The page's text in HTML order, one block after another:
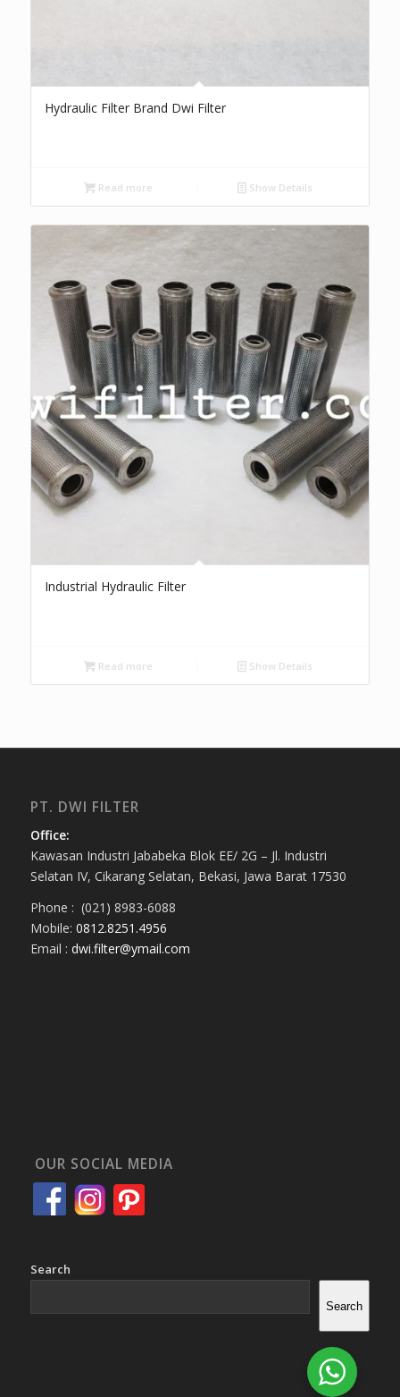
Hydraulic Filter Brand Dwi Filter
Read more Show Details
Industrial Hydraulic Filter
Read more Show Details
PT. DWI FILTER
Office:
Kawasan Industri Jababeka Blok EE/ 2G – Jl. Industri
Selatan IV, Cikarang Selatan, Bekasi, Jawa Barat 17530
Phone : (021) 8983-6088
Mobile: 0812.8251.4956
Email : dwi.filter@ymail.com
OUR SOCIAL MEDIA
Search
Search